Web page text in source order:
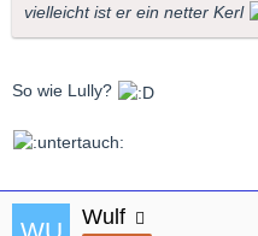
vielleicht ist er ein netter Kerl
So wie Lully?
Wulf